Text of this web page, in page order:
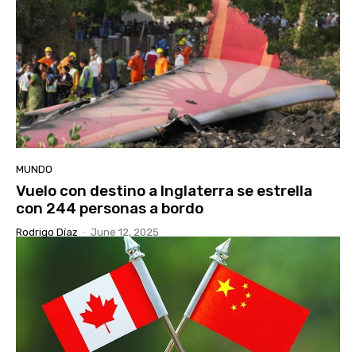
MUNDO
Vuelo con destino a Inglaterra se estrella
con 244 personas a bordo
Rodrigo Díaz - June 12, 2025